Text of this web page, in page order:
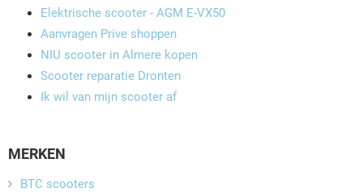
Elektrische scooter - AGM E-VX50
Aanvragen Prive shoppen
NIU scooter in Almere kopen
Scooter reparatie Dronten
Ik wil van mijn scooter af
MERKEN
BTC scooters